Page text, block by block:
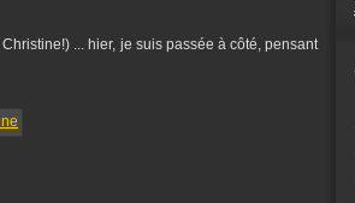
... hier, je suis passée à côté, pensant